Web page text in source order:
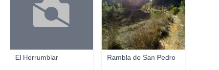
El Herrumblar Rambla de San Pedro